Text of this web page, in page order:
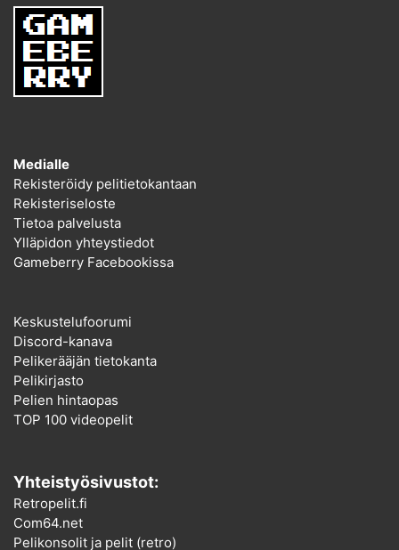
Medialle
Rekisteröidy pelitietokantaan
Rekisteriseloste
Tietoa palvelusta
Ylläpidon yhteystiedot
Gameberry Facebookissa
Keskustelufoorumi
Discord-kanava
Pelikerääjän tietokanta
Pelikirjasto
Pelien hintaopas
TOP 100 videopelit
Yhteistyösivustot:
Retropelit.fi
Com64.net
Pelikonsolit ja pelit (retro)